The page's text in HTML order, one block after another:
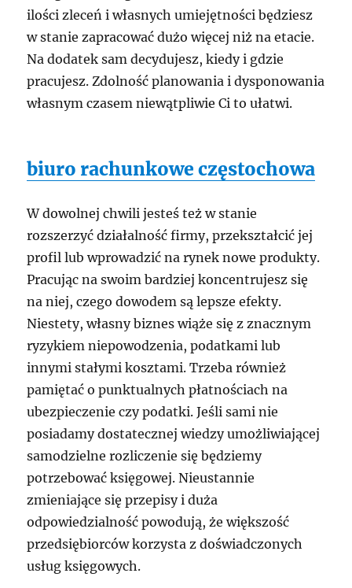
ilości zleceń i własnych umiejętności będziesz
w stanie zapracować dużo więcej niż na etacie.
Na dodatek sam decydujesz, kiedy i gdzie
pracujesz. Zdolność planowania i dysponowania
własnym czasem niewątpliwie Ci to ułatwi.
biuro rachunkowe częstochowa
W dowolnej chwili jesteś też w stanie
rozszerzyć działalność firmy, przekształcić jej
profil lub wprowadzić na rynek nowe produkty.
Pracując na swoim bardziej koncentrujesz się
na niej, czego dowodem są lepsze efekty.
Niestety, własny biznes wiąże się z znacznym
ryzykiem niepowodzenia, podatkami lub
innymi stałymi kosztami. Trzeba również
pamiętać o punktualnych płatnościach na
ubezpieczenie czy podatki. Jeśli sami nie
posiadamy dostatecznej wiedzy umożliwiającej
samodzielne rozliczenie się będziemy
potrzebować księgowej. Nieustannie
zmieniające się przepisy i duża
odpowiedzialność powodują, że większość
przedsiębiorców korzysta z doświadczonych
usług księgowych.